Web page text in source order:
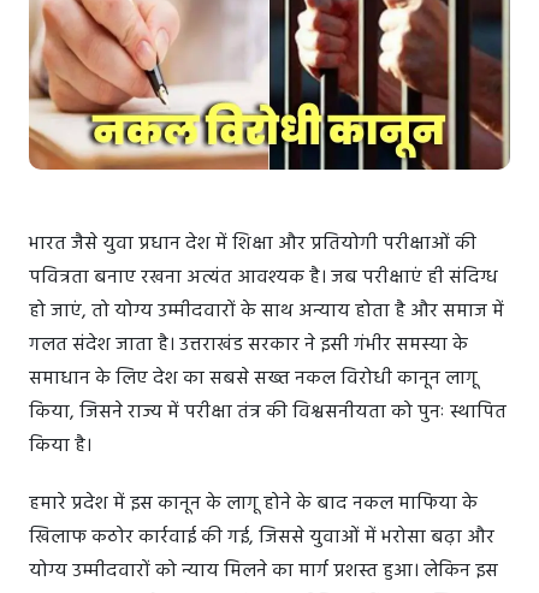
भारत जैसे युवा प्रधान देश में शिक्षा और प्रतियोगी परीक्षाओं की
पवित्रता बनाए रखना अत्यंत आवश्यक है। जब परीक्षाएं ही संदिग्ध
हो जाएं, तो योग्य उम्मीदवारों के साथ अन्याय होता है और समाज में
गलत संदेश जाता है। उत्तराखंड सरकार ने इसी गंभीर समस्या के
समाधान के लिए देश का सबसे सख्त नकल विरोधी कानून लागू
किया, जिसने राज्य में परीक्षा तंत्र की विश्वसनीयता को पुनः स्थापित
किया है।
हमारे प्रदेश में इस कानून के लागू होने के बाद नकल माफिया के
खिलाफ कठोर कार्रवाई की गई, जिससे युवाओं में भरोसा बढ़ा और
योग्य उम्मीदवारों को न्याय मिलने का मार्ग प्रशस्त हुआ। लेकिन इस